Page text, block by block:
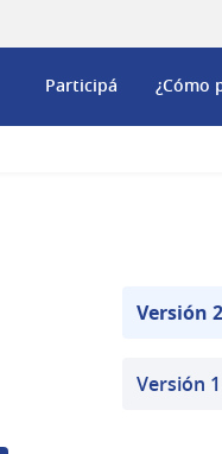
Participá ¿Cómo
Versión
Versión